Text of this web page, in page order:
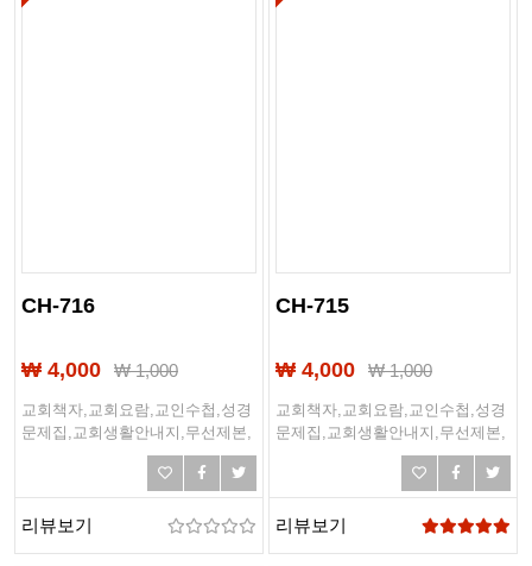
CH-716
₩ 4,000 ₩1,000
교회책자,교회요람,교인수첩,성경
문제집,교회생활안내지,무선제본,
링제본,하드커버제본,떡제본,PDF
리뷰보기
CH-715
₩ 4,000 ₩1,000
교회책자,교회요람,교인수첩,성경
문제집,교회생활안내지,무선제본,
링제본,하드커버제본,떡제본,PDF
리뷰보기